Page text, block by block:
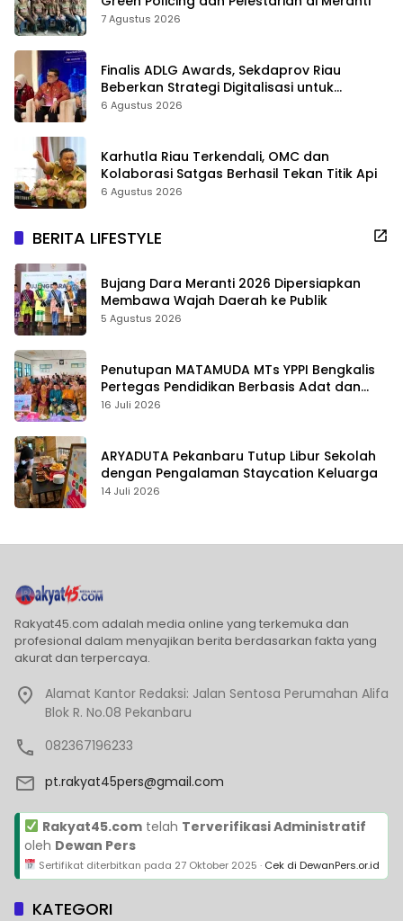
7 Agustus 2026
Finalis ADLG Awards, Sekdaprov Riau
Beberkan Strategi Digitalisasi untuk
Tingkatkan Layanan Publik
6 Agustus 2026
Karhutla Riau Terkendali, OMC dan
Kolaborasi Satgas Berhasil Tekan Titik Api
6 Agustus 2026
BERITA LIFESTYLE
Bujang Dara Meranti 2026 Dipersiapkan
Membawa Wajah Daerah ke Publik
5 Agustus 2026
Penutupan MATAMUDA MTs YPPI Bengkalis
Pertegas Pendidikan Berbasis Adat dan
Karakter
16 Juli 2026
ARYADUTA Pekanbaru Tutup Libur Sekolah
dengan Pengalaman Staycation Keluarga
14 Juli 2026
Rakyat45.com adalah media online yang terkemuka dan
profesional dalam menyajikan berita berdasarkan fakta yang
akurat dan terpercaya.
Alamat Kantor Redaksi: Jalan Sentosa Perumahan Alifa
Blok R. No.08 Pekanbaru
082367196233
pt.rakyat45pers@gmail.com
Rakyat45.comtelah Terverifikasi Administratif
oleh Dewan Pers
Sertifikat diterbitkan pada 27 Oktober 2025 · Cek di DewanPers.or.id
KATEGORI